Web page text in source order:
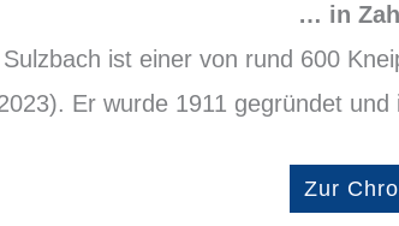
… in
ist einer von rund 600
Er wurde 1911 gegründet
Zur